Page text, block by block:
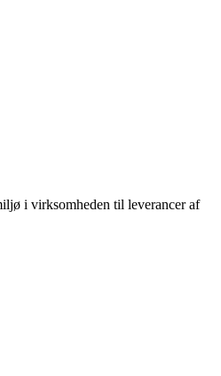
i virksomheden til leverancer af